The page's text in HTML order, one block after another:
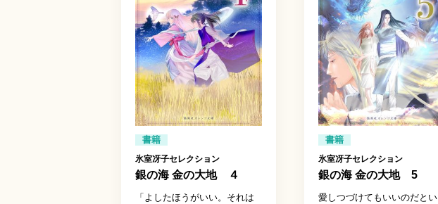
書籍
氷室冴子セレクション
銀の海 金の大地 ４
「よしたほうがいい。それは
書籍
氷室冴子セレクション
銀の海 金の大地 5
愛しつづけてもいいのだとい